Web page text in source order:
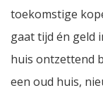
toekomstige
gaat tijd én geld
huis ontzettend
een oud huis,